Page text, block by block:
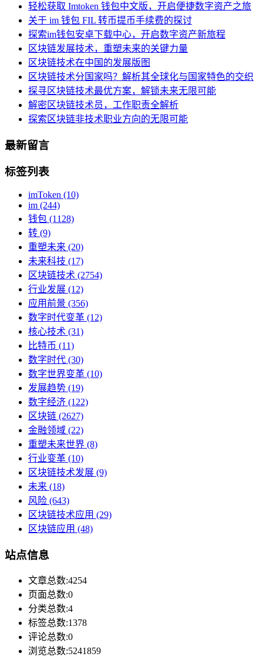
轻松获取 Imtoken 钱包中文版，开启便捷数字资产之旅
关于 im 钱包 FIL 转币提币手续费的探讨
探索im钱包安卓下载中心，开启数字资产新旅程
区块链发展技术，重塑未来的关键力量
区块链技术在中国的发展版图
区块链技术分国家吗？解析其全球化与国家特色的交织
探寻区块链技术最优方案，解锁未来无限可能
解密区块链技术员，工作职责全解析
探索区块链非技术职业方向的无限可能
最新留言
标签列表
imToken (10)
im (244)
钱包 (1128)
转 (9)
重塑未来 (20)
未来科技 (17)
区块链技术 (2754)
行业发展 (12)
应用前景 (356)
数字时代变革 (12)
核心技术 (31)
比特币 (11)
数字时代 (30)
数字世界变革 (10)
发展趋势 (19)
数字经济 (122)
区块链 (2627)
金融领域 (22)
重塑未来世界 (8)
行业变革 (10)
区块链技术发展 (9)
未来 (18)
风险 (643)
区块链技术应用 (29)
区块链应用 (48)
站点信息
文章总数:4254
页面总数:0
分类总数:4
标签总数:1378
评论总数:0
浏览总数:5241859